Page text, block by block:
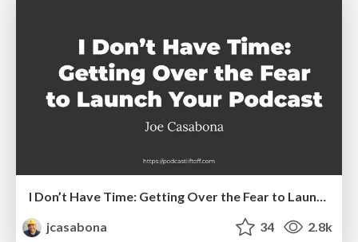
I Don’t Have Time: Getting Over the Fear to Launch Your Podcast
jcasabona
34 2.8k